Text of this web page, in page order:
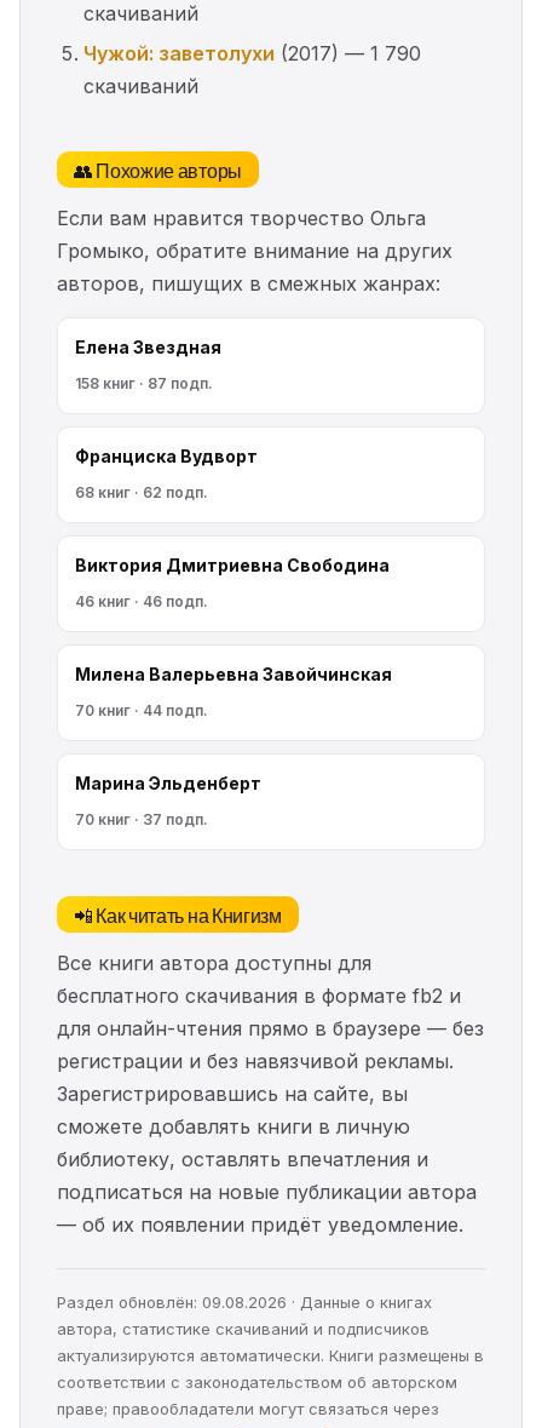
скачиваний
Чужой: заветолухи (2017) — 1 790
скачиваний
👥 Похожие авторы
Если вам нравится творчество Ольга
Громыко, обратите внимание на других
авторов, пишущих в смежных жанрах:
Елена Звездная
158 книг · 87 подп.
Франциска Вудворт
68 книг · 62 подп.
Виктория Дмитриевна Свободина
46 книг · 46 подп.
Милена Валерьевна Завойчинская
70 книг · 44 подп.
Марина Эльденберт
70 книг · 37 подп.
📲 Как читать на Книгизм
Все книги автора доступны для
бесплатного скачивания в формате fb2 и
для онлайн-чтения прямо в браузере — без
регистрации и без навязчивой рекламы.
Зарегистрировавшись на сайте, вы
сможете добавлять книги в личную
библиотеку, оставлять впечатления и
подписаться на новые публикации автора
— об их появлении придёт уведомление.
Раздел обновлён: 09.08.2026 · Данные о книгах
автора, статистике скачиваний и подписчиков
актуализируются автоматически. Книги размещены в
соответствии с законодательством об авторском
праве; правообладатели могут связаться через